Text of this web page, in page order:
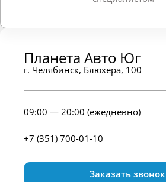
Планета Авто Юг
г. Челябинск, Блюхера, 100
09:00 — 20:00 (ежедневно)
+7 (351) 700-01-10
Заказать звонок